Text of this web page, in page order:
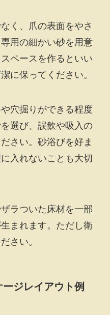
く、爪の表面をやさ
用の細かい砂を用意
ペースを作るといい
に保ってください。
穴掘りができる程度
選び、誤飲や吸入の
さい。砂浴びを好ま
入れないことも大切
ラついた床材を一部
まれます。ただし衛
さい。
ジレイアウト例